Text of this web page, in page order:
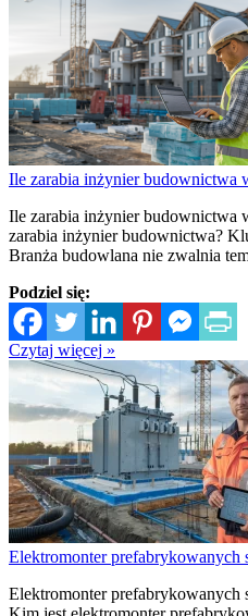
Ile zarabia inżynier budownictwa
Ile zarabia inżynier budownictwa
zarabia inżynier budownictwa?
Branża budowlana nie zwalnia
Podziel się:
Czytaj więcej »
Elektromonter
Elektromonter